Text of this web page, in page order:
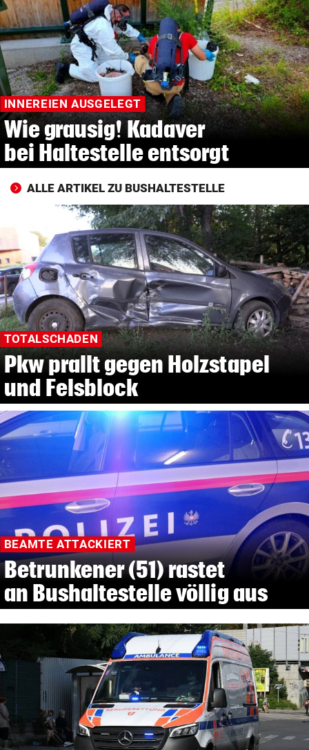
© Krone Multimedia GmbH & Co KG 2026
Muthgasse 2, 1190 Wien
INNEREIEN AUSGELEGT
Wie grausig! Kadaver
bei Haltestelle entsorgt
ALLE ARTIKEL ZU BUSHALTESTELLE
TOTALSCHADEN
Pkw prallt gegen Holzstapel
und Felsblock
BEAMTE ATTACKIERT
Betrunkener (51) rastet
an Bushaltestelle völlig aus